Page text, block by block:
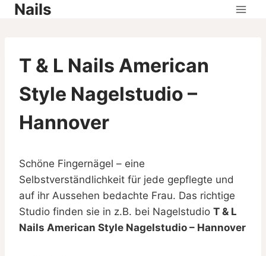
SkipNails
T & L Nails American
Style Nagelstudio –
Hannover
Schöne Fingernägel – eine
Selbstverständlichkeit für jede gepflegte und
auf ihr Aussehen bedachte Frau. Das richtige
Studio finden sie in z.B. bei Nagelstudio T & L
Nails American Style Nagelstudio – Hannover